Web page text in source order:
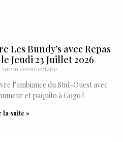
Les Bundy’s avec Repas
Jeudi 23 Juillet 2026
Aucun commentaire
l’ambiance du Sud-Ouest avec
et paquito à Gogo !
la suite »